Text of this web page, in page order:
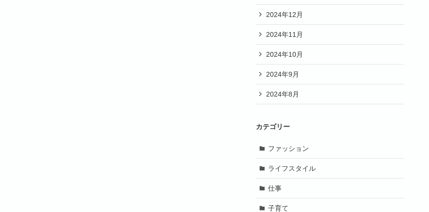
2024年12月
2024年11月
2024年10月
2024年9月
2024年8月
カテゴリー
ファッション
ライフスタイル
仕事
子育て